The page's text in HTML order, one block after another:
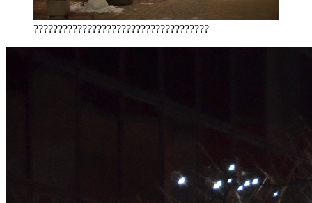
????????????????????????????????????